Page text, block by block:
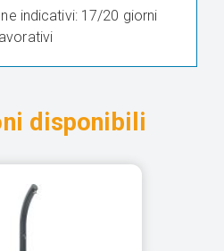
indicativi: 17/20 giorni
disponibili